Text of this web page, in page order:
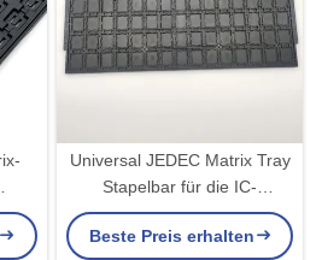
Universal JEDEC Matrix Tray
Stapelbar für die IC-
Verpackungsindustrie
Beste Preis erhalten